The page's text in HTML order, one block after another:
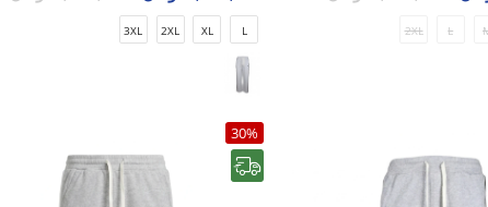
L
2XL
L
XL
2XL
3XL
30%